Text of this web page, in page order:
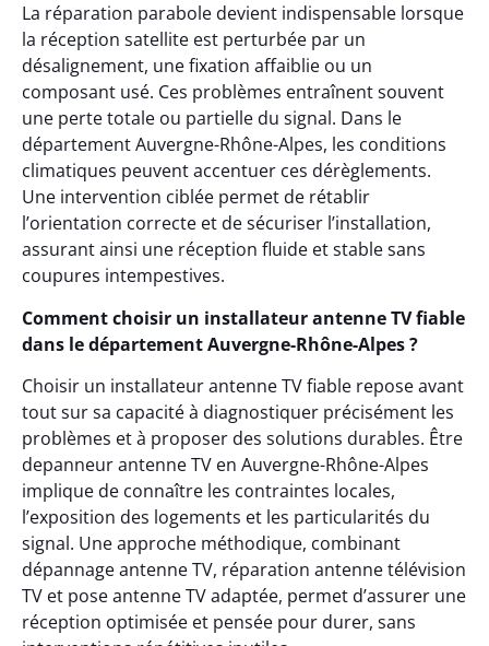
La réparation parabole devient indispensable lorsque
la réception satellite est perturbée par un
désalignement, une fixation affaiblie ou un
composant usé. Ces problèmes entraînent souvent
une perte totale ou partielle du signal. Dans le
département Auvergne-Rhône-Alpes, les conditions
climatiques peuvent accentuer ces dérèglements.
Une intervention ciblée permet de rétablir
l’orientation correcte et de sécuriser l’installation,
assurant ainsi une réception fluide et stable sans
coupures intempestives.
Comment choisir un installateur antenne TV fiable
dans le département Auvergne-Rhône-Alpes ?
Choisir un installateur antenne TV fiable repose avant
tout sur sa capacité à diagnostiquer précisément les
problèmes et à proposer des solutions durables. Être
depanneur antenne TV en Auvergne-Rhône-Alpes
implique de connaître les contraintes locales,
l’exposition des logements et les particularités du
signal. Une approche méthodique, combinant
dépannage antenne TV, réparation antenne télévision
TV et pose antenne TV adaptée, permet d’assurer une
réception optimisée et pensée pour durer, sans